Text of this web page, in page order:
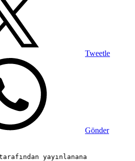
Tweetle
Gönder
yayınlanana